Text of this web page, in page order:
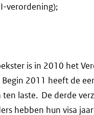
verordening);
is in 2010 het
2011 heeft de
ten laste. De derde
hebben hun visa